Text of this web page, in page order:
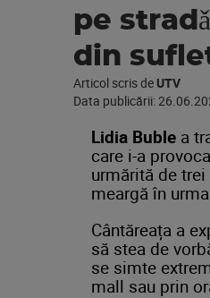
pe
din
Articol scris de UTV
Data publicării:
Lidia Buble a
care i-a
urmărită de
meargă în
Cântăreața a
să stea de
se simte
mall sau prin